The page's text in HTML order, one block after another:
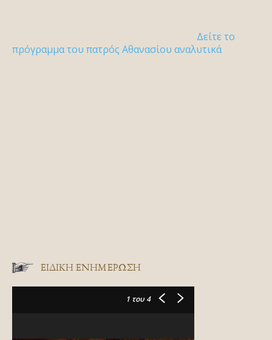
Δείτε το
πρόγραμμα του πατρός Αθανασίου αναλυτικά
ΕΙΔΙΚΉ ΕΝΗΜΈΡΩΣΗ
1 του 4